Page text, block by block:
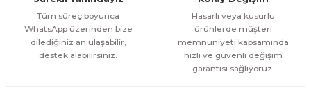
800,00 TL %12
Evinemoda
Boho Tarzı Çiçek 3 Parça Ahşap Çerçeveli Tablo ACT
Tüm süreç boyunca
WhatsApp üzerinden bize
dilediğiniz an ulaşabilir,
destek alabilirsiniz.
Hasarlı veya kusurlu
ürünlerde müşteri
memnuniyeti kapsamında
hızlı ve güvenli değişim
garantisi sağlıyoruz.